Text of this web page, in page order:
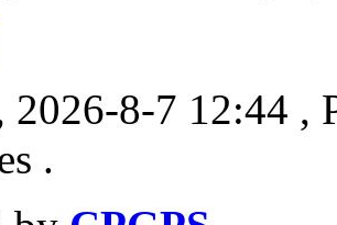
2026-8-7 12:44 ,
.